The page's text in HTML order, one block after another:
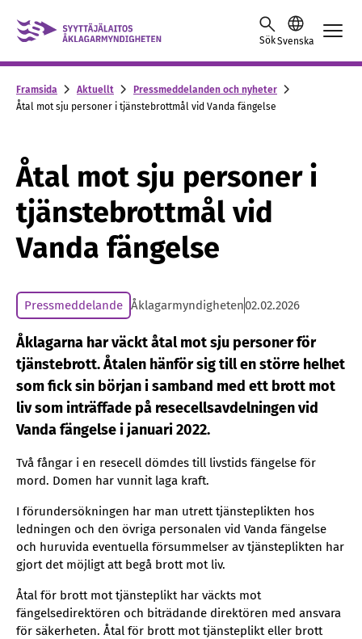
Skip to content -saavutettavuusohje
SökSvenska
Framsida Aktuellt
Pressmeddelanden och nyheter
Åtal mot sju personer i tjänstebrottmål vid Vanda fängelse
Åtal mot sju personer i
tjänstebrottmål vid
Vanda fängelse
Pressmeddelande Åklagarmyndigheten02.02.2026
Åklagarna har väckt åtal mot sju personer för
tjänstebrott. Åtalen hänför sig till en större helhet
som fick sin början i samband med ett brott mot
liv som inträffade på resecellsavdelningen vid
Vanda fängelse i januari 2022.
Två fångar i en resecell dömdes till livstids fängelse för
mord. Domen har vunnit laga kraft.
I förundersökningen har man utrett tjänsteplikten hos
ledningen och den övriga personalen vid Vanda fängelse
och huruvida eventuella försummelser av tjänsteplikten har
gjort det möjligt att begå brott mot liv.
Åtal för brott mot tjänsteplikt har väckts mot
fängelsedirektören och biträdande direktören med ansvara
för säkerheten. Åtal för brott mot tjänsteplikt eller brott